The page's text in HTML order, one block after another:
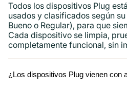
Todos los dispositivos Plug
usados ​​y clasificados según
Bueno o Regular), para que
Cada dispositivo se limpia,
completamente funcional, sin
¿Los dispositivos Plug vienen con